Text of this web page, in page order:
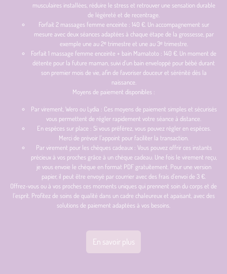
musculaires installées, réduire le stress et retrouver une sensation durable
de légèreté et de recentrage.
Forfait 2 massages femme enceinte : 140 €. Un accompagnement sur
mesure avec deux séances adaptées à chaque étape de la grossesse, par
exemple une au 2ᵉ trimestre et une au 3ᵉ trimestre.
Forfait 1 massage femme enceinte + bain Mamatoto : 140 €. Un moment de
détente pour la future maman, suivi d’un bain enveloppé pour bébé durant
son premier mois de vie, afin de favoriser douceur et sérénité dès la
naissance.
Moyens de paiement disponibles :
Par virement, Wero ou Lydia : Ces moyens de paiement simples et sécurisés
vous permettent de régler rapidement votre séance à distance.
En espèces sur place : Si vous préférez, vous pouvez régler en espèces.
Merci de prévoir l’appoint pour faciliter la transaction.
Par virement pour les chèques cadeaux : Vous pouvez offrir ces instants
précieux à vos proches grâce à un chèque cadeau. Une fois le virement reçu,
je vous envoie le chèque en format PDF gratuitement. Pour une version
papier, il peut être envoyé par courrier avec des frais d’envoi de 3 €.
Offrez-vous ou à vos proches ces moments uniques qui prennent soin du corps et de
l’esprit. Profitez de soins de qualité dans un cadre chaleureux et apaisant, avec des
solutions de paiement adaptées à vos besoins.
En savoir plus